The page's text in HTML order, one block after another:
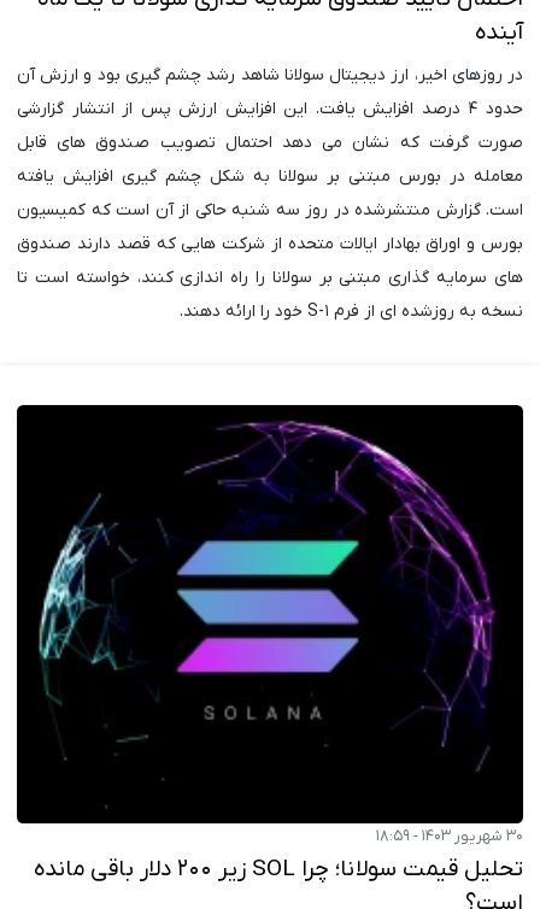
آینده
در روزهای اخیر، ارز دیجیتال سولانا شاهد رشد چشم گیری بود و ارزش آن
حدود ۴ درصد افزایش یافت. این افزایش ارزش پس از انتشار گزارشی
صورت گرفت که نشان می دهد احتمال تصویب صندوق های قابل
معامله در بورس مبتنی بر سولانا به شکل چشم گیری افزایش یافته
است. گزارش منتشرشده در روز سه شنبه حاکی از آن است که کمیسیون
بورس و اوراق بهادار ایالات متحده از شرکت هایی که قصد دارند صندوق
های سرمایه گذاری مبتنی بر سولانا را راه اندازی کنند، خواسته است تا
نسخه به روزشده ای از فرم S-۱ خود را ارائه دهند.
۳۰ شهریور ۱۴۰۳ - ۱۸:۵۹
تحلیل قیمت سولانا؛ چرا SOL زیر ۲۰۰ دلار باقی مانده